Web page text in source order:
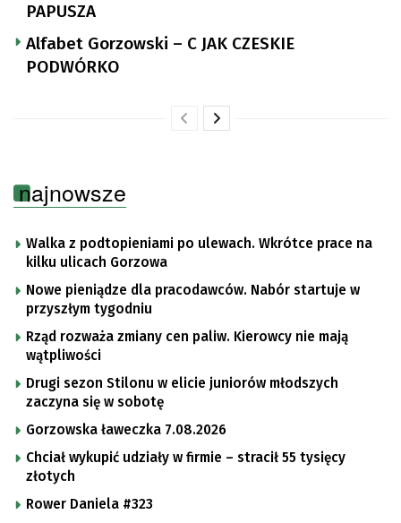
PAPUSZA
Alfabet Gorzowski – C JAK CZESKIE
PODWÓRKO
najnowsze
Walka z podtopieniami po ulewach. Wkrótce prace na
kilku ulicach Gorzowa
Nowe pieniądze dla pracodawców. Nabór startuje w
przyszłym tygodniu
Rząd rozważa zmiany cen paliw. Kierowcy nie mają
wątpliwości
Drugi sezon Stilonu w elicie juniorów młodszych
zaczyna się w sobotę
Gorzowska ławeczka 7.08.2026
Chciał wykupić udziały w firmie – stracił 55 tysięcy
złotych
Rower Daniela #323